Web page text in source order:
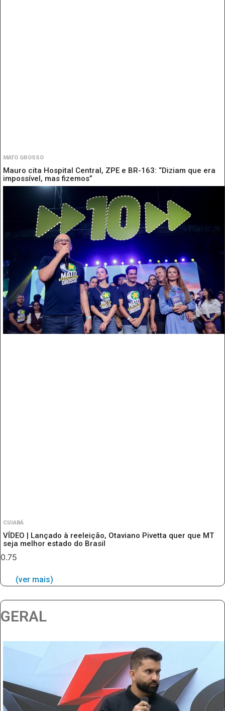
MATO GROSSO
Mauro cita Hospital Central, ZPE e BR-163: “Diziam que era
impossível, mas fizemos”
CUIABÁ
VÍDEO | Lançado à reeleição, Otaviano Pivetta quer que MT
seja melhor estado do Brasil
(ver mais)
GERAL